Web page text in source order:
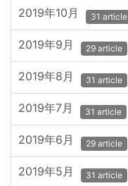
2019年10月 31 article
2019年9月 29 article
2019年8月 31 article
2019年7月 31 article
2019年6月 29 article
2019年5月 31 article